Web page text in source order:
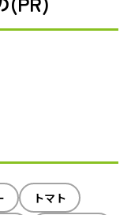
トマト